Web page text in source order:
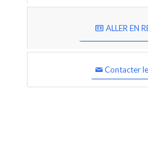
ALLER EN
Contacter